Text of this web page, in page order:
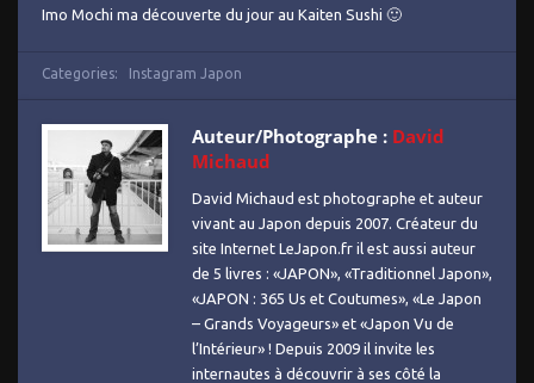
Imo Mochi ma découverte du jour au Kaiten Sushi 🙂
Categories: Instagram Japon
Auteur/Photographe : David
Michaud
David Michaud est photographe et auteur
vivant au Japon depuis 2007. Créateur du
site Internet LeJapon.fr il est aussi auteur
de 5 livres : «JAPON», «Traditionnel Japon»,
«JAPON : 365 Us et Coutumes», «Le Japon
– Grands Voyageurs» et «Japon Vu de
l’Intérieur» ! Depuis 2009 il invite les
internautes à découvrir à ses côté la